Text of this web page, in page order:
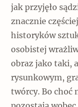
jak przyjęło
znacznie
historyków
osobistej
obraz jako taki,
rysunkowym,
twórcy. Bo choć